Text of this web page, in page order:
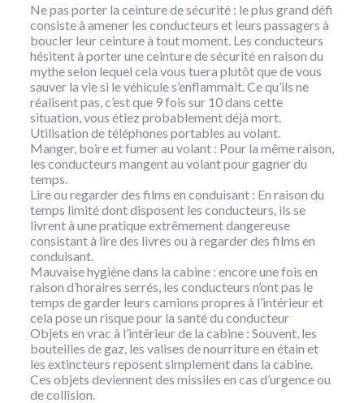
Ne pas porter la ceinture de sécurité : le plus grand défi
consiste à amener les conducteurs et leurs passagers à
boucler leur ceinture à tout moment. Les conducteurs
hésitent à porter une ceinture de sécurité en raison du
mythe selon lequel cela vous tuera plutôt que de vous
sauver la vie si le véhicule s’enflammait. Ce qu’ils ne
réalisent pas, c’est que 9 fois sur 10 dans cette
situation, vous étiez probablement déjà mort.
Utilisation de téléphones portables au volant.
Manger, boire et fumer au volant : Pour la même raison,
les conducteurs mangent au volant pour gagner du
temps.
Lire ou regarder des films en conduisant : En raison du
temps limité dont disposent les conducteurs, ils se
livrent à une pratique extrêmement dangereuse
consistant à lire des livres ou à regarder des films en
conduisant.
Mauvaise hygiène dans la cabine : encore une fois en
raison d’horaires serrés, les conducteurs n’ont pas le
temps de garder leurs camions propres à l’intérieur et
cela pose un risque pour la santé du conducteur
Objets en vrac à l’intérieur de la cabine : Souvent, les
bouteilles de gaz, les valises de nourriture en étain et
les extincteurs reposent simplement dans la cabine.
Ces objets deviennent des missiles en cas d’urgence ou
de collision.